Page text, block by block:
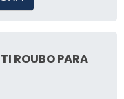
ROUBO PARA